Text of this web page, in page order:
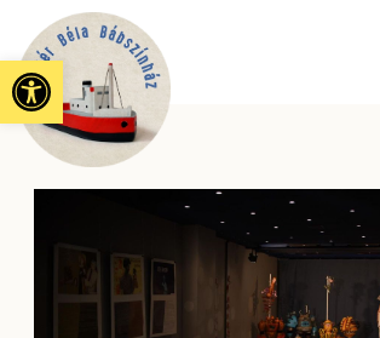
Eszköztár megnyitása